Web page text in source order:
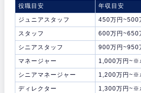
役職目安
年収目安
ジュニアスタッフ
450万円~500
スタッフ
600万円~650
シニアスタッフ
900万円~950
マネージャー
1,000万円~※
シニアマネージャー
1,200万円~※
ディレクター
1,300万円~※